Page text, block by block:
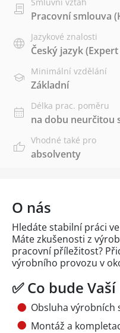
Smluvní vztah
Pracovní smlouva
Jazykové znalosti
Český jazyk(Expert
Minimální vzdělání
Základní
Délka prac. poměru
na dobu neurčitou
Vhodné také pro
absolventy
O nás
Hledáte stabilní práci
Máte zkušenosti z
pracovní příležitost?
výrobního provozu v
✅ Co bude
Obsluha výrobních
Montáž a